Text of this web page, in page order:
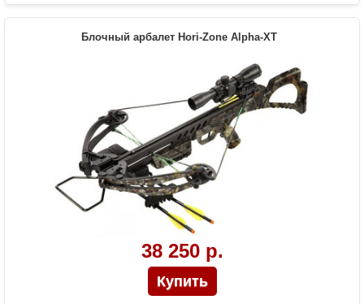
Размах плечей (см)
66
Оптический прицел 4х32, кивер Shelter,
натяжитель Talon, 2 алюминиевые
стрелы 16 дюймов, воск
Масса (кг)
Назначение
Развлечение, охота
Особенности
Конструкция булл-пап, планка Пикатинни
под направляющей, эргономичный
приклад из натурального дерева, тетива
крепится к плечам с помощью роликов
Блочный арбалет Hori-Zone Alpha-XT
38 250 р.